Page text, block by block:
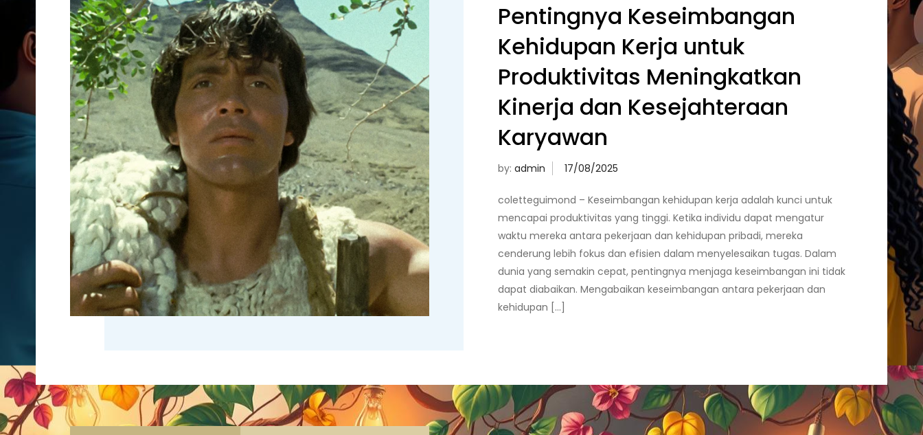
Pentingnya Keseimbangan
Kehidupan Kerja untuk
Produktivitas Meningkatkan
Kinerja dan Kesejahteraan
Karyawan
by:admin
coletteguimond – Keseimbangan kehidupan kerja adalah kunci untuk
mencapai produktivitas yang tinggi. Ketika individu dapat mengatur
waktu mereka antara pekerjaan dan kehidupan pribadi, mereka
cenderung lebih fokus dan efisien dalam menyelesaikan tugas. Dalam
dunia yang semakin cepat, pentingnya menjaga keseimbangan ini tidak
dapat diabaikan. Mengabaikan keseimbangan antara pekerjaan dan
kehidupan […]